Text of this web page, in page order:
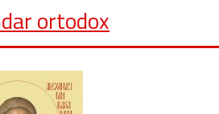
ortodox